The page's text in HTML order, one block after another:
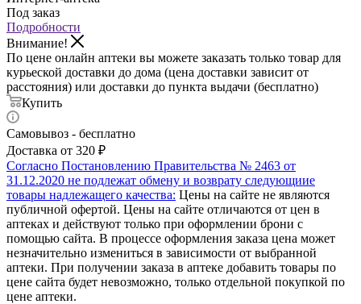
Под заказ
Подробности
Внимание!
По цене онлайн аптеки вы можете заказать только товар для
курьеской доставки до дома (цена доставки зависит от
расстояния) или доставки до пункта выдачи (бесплатно)
Купить
Самовывоз - бесплатно
Доставка от 320 ₽
Согласно Постановлению Правительства № 2463 от
31.12.2020 не подлежат обмену и возврату следующиие
товары надлежащего качества: Цены на сайте не являются
публичной офертой. Цены на сайте отличаются от цен в
аптеках и действуют только при оформлении брони с
помощью сайта. В процессе оформления заказа цена может
незначительно измениться в зависимости от выбранной
аптеки. При получении заказа в аптеке добавить товары по
цене сайта будет невозможно, только отдельной покупкой по
цене аптеки.